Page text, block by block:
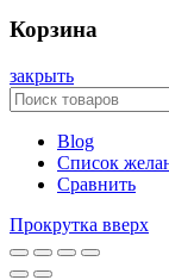
Корзина
закрыть
Blog
Список
Сравнить
Прокрутка вверх